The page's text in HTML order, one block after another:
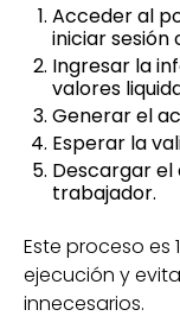
Acceder al
iniciar sesión
Ingresar la
valores
Generar el
Esperar la
Descargar
trabajador.
Este proceso es
ejecución y
innecesarios.